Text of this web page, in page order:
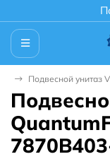
Подвесной унитаз